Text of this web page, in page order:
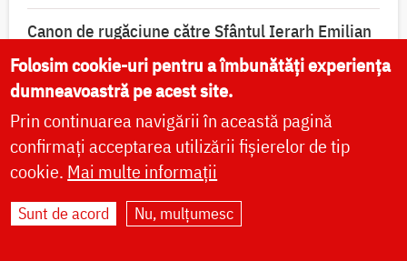
Canon de rugăciune către Sfântul Ierarh Emilian
Mărturisitorul, Episcopul Cizicului
Canon de rugăciune către Sfântul Preot Mucenic
Alexandru din Basarabia
Troparul Sfântului Ierarh Emilian Mărturisitorul,
Episcopul Cizicului
Troparul Sfântului Preot Mucenic Alexandru din
Folosim cookie-uri pentru a îmbunătăți experiența
dumneavoastră pe acest site.
Prin continuarea navigării în această pagină
confirmați acceptarea utilizării fișierelor de tip
cookie. Mai multe informații
Sunt de acord Nu, mulțumesc